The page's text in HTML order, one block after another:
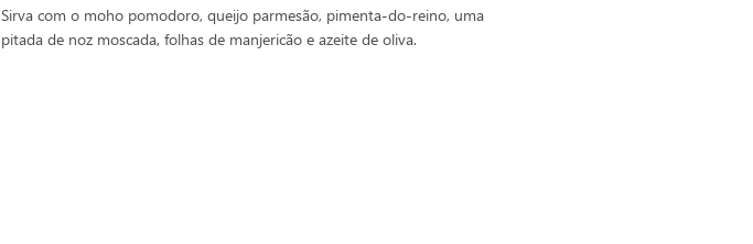
Sirva com o moho pomodoro, queijo parmesão, pimenta-do-reino, uma
pitada de noz moscada, folhas de manjericão e azeite de oliva.